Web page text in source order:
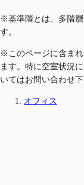
※基準階とは、多階
す。
※このページに含ま
ます。特に空室状況
いてはお問い合わせ下
オフィス